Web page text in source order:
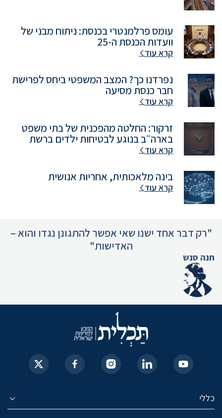
עומס פרלמנטרי בכנסת: ניתוח מבני של
וועדות הכנסת ה-25
קרא עוד
נפרדנו כך? המצב המשפטי ביחס לפרישת
חבר כנסת מסיעה
קרא עוד
זרקור: החלטה מהפכנית של בתי משפט
בארה״ב בנוגע לבטיחות ילדים ברשת
קרא עוד
בינה מלאכותית, אחריות אנושית
קרא עוד
"רק דבר אחד ישנו שאי אפשר להתגונן נגדו והוא –
האדישות"
חנה סנש
כללי